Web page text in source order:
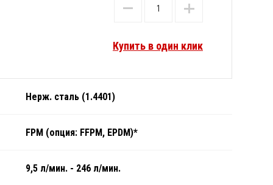
Купить в один клик
Нерж. сталь (1.4401)
FPM (опция: FFPM, EPDM)*
9,5 л/мин. - 246 л/мин.